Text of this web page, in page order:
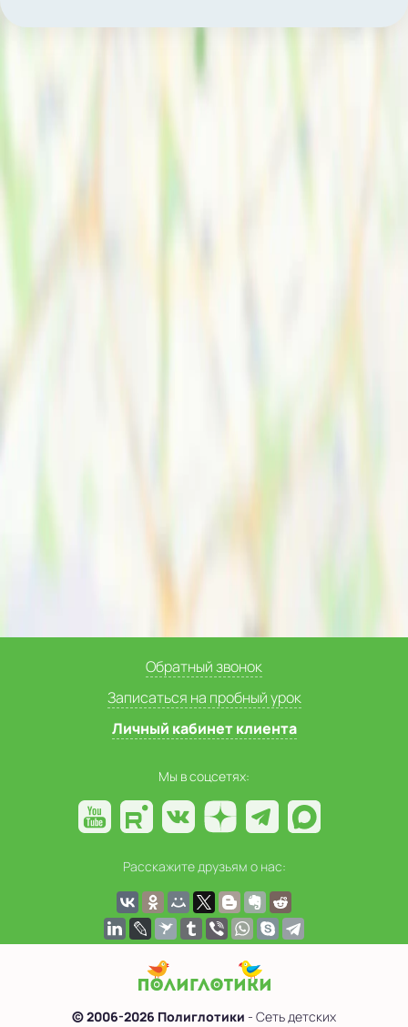
Обратный звонок
Записаться на пробный урок
Личный кабинет клиента
Мы в соцсетях:
Расскажите друзьям о нас:
© 2006-2026 Полиглотики - Сеть детских